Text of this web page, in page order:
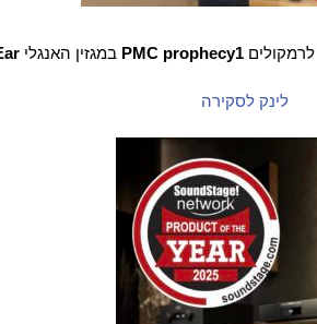
לרמקוליםPMC prophecy1 במגזין האנגלי
לינק לסקירה